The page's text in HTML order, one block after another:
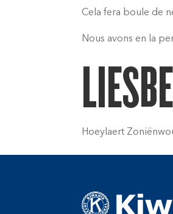
Cela fera boule de
Nous avons en la
Hoeylaert